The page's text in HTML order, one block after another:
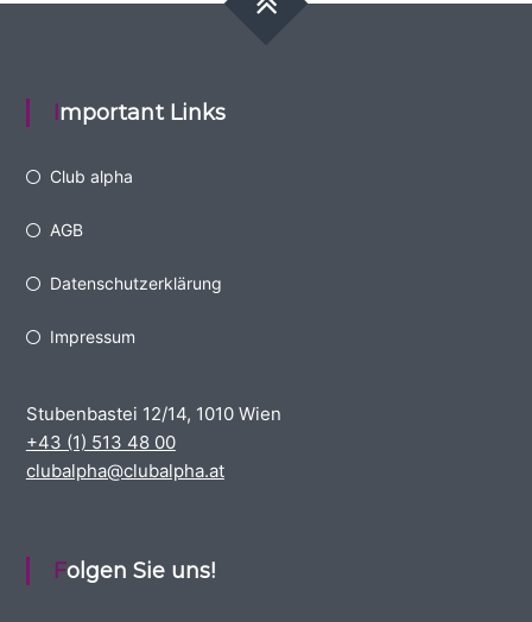
Important Links
Club alpha
AGB
Datenschutzerklärung
Impressum
Stubenbastei 12/14, 1010 Wien
+43 (1) 513 48 00
clubalpha@clubalpha.at
Folgen Sie uns!